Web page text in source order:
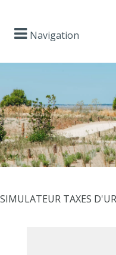
Navigation
SIMULATEUR TAXES